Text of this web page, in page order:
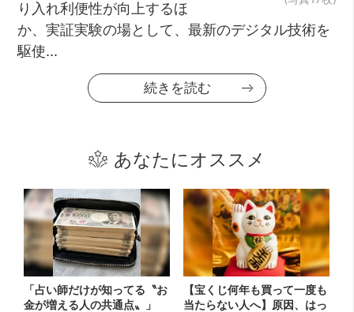
り入れ利便性が向上するほ
か、実証実験の場として、最新のデジタル技術を
駆使...
続きを読む
あなたにオススメ
「占い師だけが知ってる〝お
金が増える人の共通点〟」
【宝くじ何年も買って一度も
当たらない人へ】原因、はっ